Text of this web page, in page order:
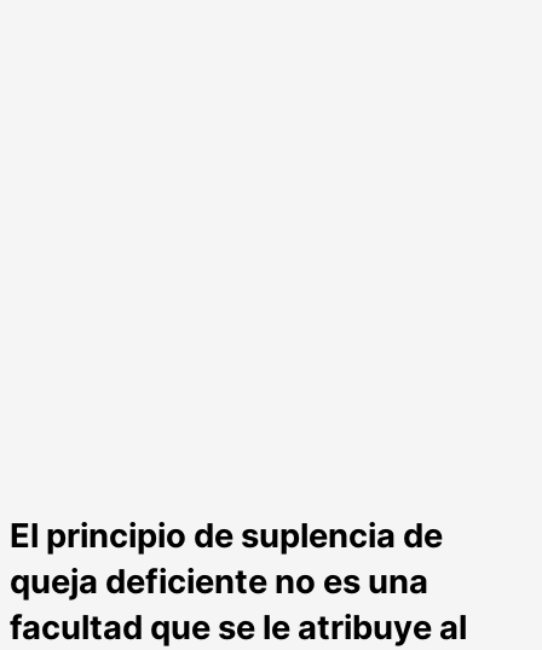
El principio de suplencia de
queja deficiente no es una
facultad que se le atribuye al